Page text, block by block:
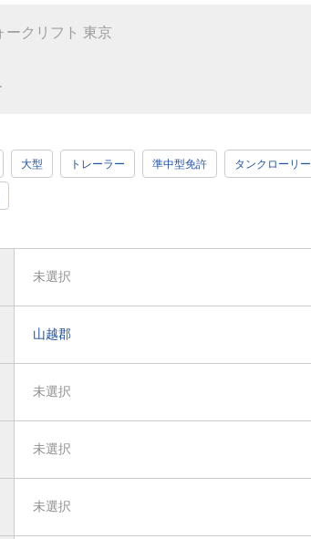
大型 トレーラー 準中型免許 タンクローリー
未選択
山越郡
未選択
未選択
未選択